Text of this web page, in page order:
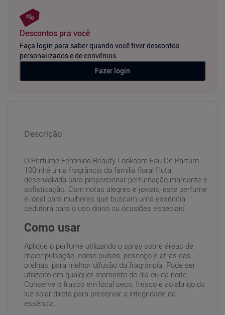
Descontos pra você
Faça login para saber quando você tiver descontos
personalizados e de convênios.
Fazer login
Descrição
O Perfume Feminino Beauty Lonkoom Eau De Parfum
100ml é uma fragrância da família floral frutal
desenvolvida para proporcionar perfumação marcante e
sofisticação. Com notas alegres e joviais, este perfume
é ideal para mulheres que buscam uma essência
sedutora para o uso diário ou ocasiões especiais.
Como usar
Aplique o perfume utilizando o spray sobre áreas de
maior pulsação, como pulsos, pescoço e atrás das
orelhas, para melhor difusão da fragrância. Pode ser
utilizado em qualquer momento do dia ou da noite.
Conserve o frasco em local seco, fresco e ao abrigo da
luz solar direta para preservar a integridade da
essência.